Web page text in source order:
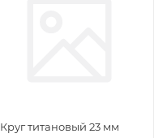
Круг титановый 23 мм